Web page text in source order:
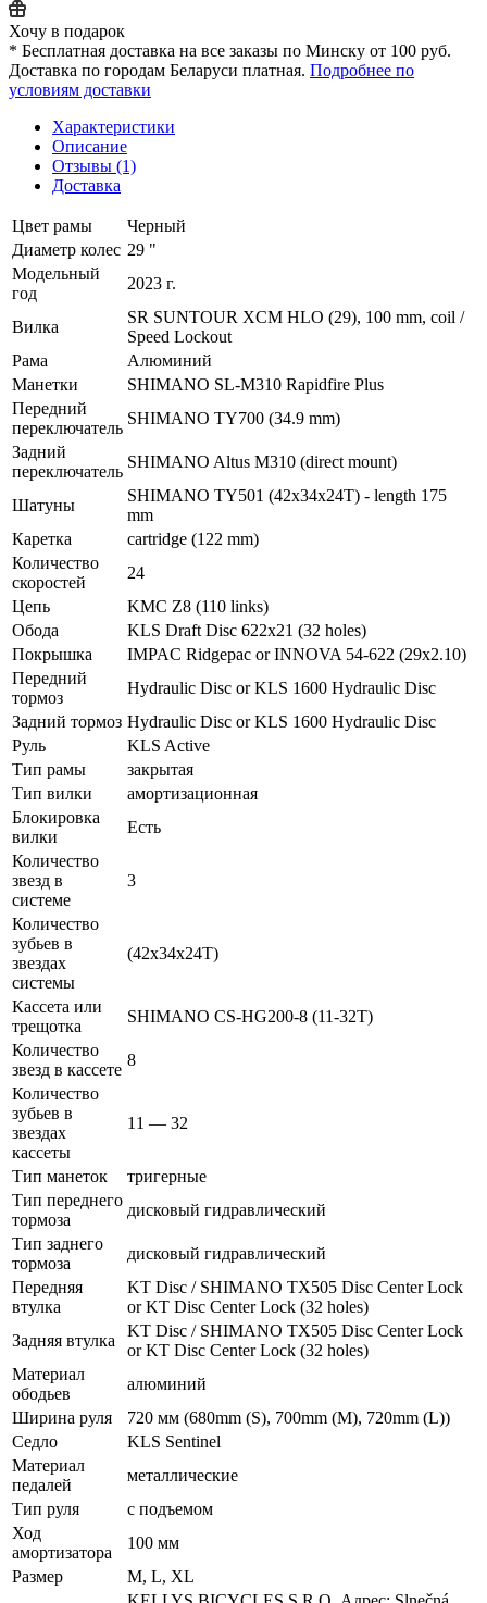
Хочу в подарок
* Бесплатная доставка на все заказы по Минску от 100 руб.
Доставка по городам Беларуси платная. Подробнее по
условиям доставки
Характеристики
Описание
Отзывы (1)
Доставка
Цвет рамы
Черный
Диаметр колес 29 "
Модельный
год
2023 г.
Вилка
SR SUNTOUR XCM HLO (29), 100 mm, coil /
Speed Lockout
Рама
Алюминий
Манетки
SHIMANO SL-M310 Rapidfire Plus
Передний
переключатель
SHIMANO TY700 (34.9 mm)
Задний
переключатель
SHIMANO Altus M310 (direct mount)
Шатуны
SHIMANO TY501 (42x34x24T) - length 175
mm
Каретка
cartridge (122 mm)
Количество
скоростей
24
Цепь
KMC Z8 (110 links)
Обода
KLS Draft Disc 622x21 (32 holes)
Покрышка
IMPAC Ridgepac or INNOVA 54-622 (29x2.10)
Передний
тормоз
Hydraulic Disc or KLS 1600 Hydraulic Disc
Задний тормоз Hydraulic Disc or KLS 1600 Hydraulic Disc
Руль
KLS Active
Тип рамы
закрытая
Тип вилки
амортизационная
Блокировка
вилки
Есть
Количество
звезд в
системе
3
Количество
зубьев в
звездах
системы
(42x34x24T)
Кассета или
трещотка
SHIMANO CS-HG200-8 (11-32T)
Количество
звезд в кассете
8
Количество
зубьев в
звездах
кассеты
11 — 32
Тип манеток
тригерные
Тип переднего
тормоза
дисковый гидравлический
Тип заднего
тормоза
дисковый гидравлический
Передняя
втулка
KT Disc / SHIMANO TX505 Disc Center Lock
or KT Disc Center Lock (32 holes)
Задняя втулка
KT Disc / SHIMANO TX505 Disc Center Lock
or KT Disc Center Lock (32 holes)
Материал
ободьев
алюминий
Ширина руля
720 мм (680mm (S), 700mm (M), 720mm (L))
Седло
KLS Sentinel
Материал
педалей
металлические
Тип руля
с подъемом
Ход
амортизатора
100 мм
Размер
M, L, XL